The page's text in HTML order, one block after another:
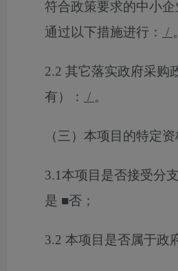
符合政策要求的中小
通过以下措施进行：
/ 。
2.2 其它落实政府采购
有）：
/ 。
（三）本项目的特定资
3.1本项目是否接受分
是 ■否；
3.2 本项目是否属于政